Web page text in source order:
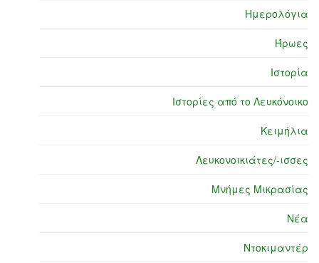
Ημερολόγια
Ήρωες
Ιστορία
Ιστορίες από το Λευκόνοικο
Κειμήλια
Λευκονοικιάτες/-ισσες
Μνήμες Μικρασίας
Νέα
Ντοκιμαντέρ